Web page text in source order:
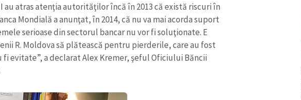
au atras atenţia autorităţilor încă în 2013 că există riscuri în
Mondială a anunţat, în 2014, că nu va mai acorda suport
serioase din sectorul bancar nu vor fi soluţionate. E
R. Moldova să plătească pentru pierderile, care au fost
evitate”, a declarat Alex Kremer, şeful Oficiului Băncii